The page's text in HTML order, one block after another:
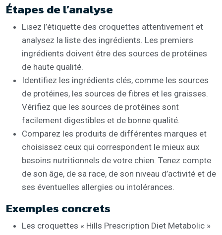
Étapes de l’analyse
Lisez l’étiquette des croquettes attentivement et
analysez la liste des ingrédients. Les premiers
ingrédients doivent être des sources de protéines
de haute qualité.
Identifiez les ingrédients clés, comme les sources
de protéines, les sources de fibres et les graisses.
Vérifiez que les sources de protéines sont
facilement digestibles et de bonne qualité.
Comparez les produits de différentes marques et
choisissez ceux qui correspondent le mieux aux
besoins nutritionnels de votre chien. Tenez compte
de son âge, de sa race, de son niveau d’activité et de
ses éventuelles allergies ou intolérances.
Exemples concrets
Les croquettes « Hills Prescription Diet Metabolic »